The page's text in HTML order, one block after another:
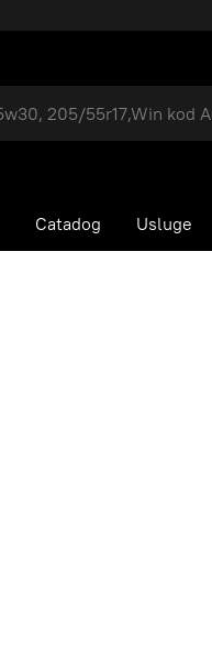
Catadog Usluge